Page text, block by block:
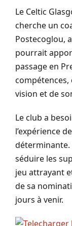
Le Celtic
cherche un
Postecoglou,
pourrait
passage en
compétences,
vision et de
Le club a
l’expérience
séduire les
jeu attrayant
de sa
jours à venir.